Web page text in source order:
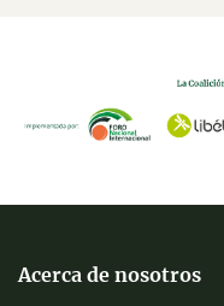
Acerca de nosotros